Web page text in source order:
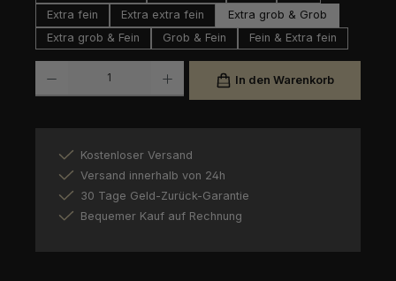
Extra fein
Extra extra fein
Extra grob & Grob
Extra grob & Fein
Grob & Fein Fein & Extra fein
In den Warenkorb
Kostenloser Versand
Versand innerhalb von 24h
30 Tage Geld-Zurück-Garantie
Bequemer Kauf auf Rechnung